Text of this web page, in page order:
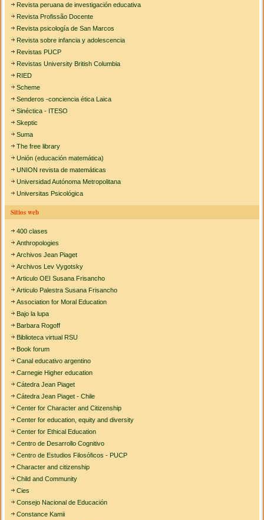
Revista peruana de investigación educativa
Revista Profissão Docente
Revista psicología de San Marcos
Revista sobre infancia y adolescencia
Revistas PUCP
Revistas University British Columbia
RIED
Scheme
Senderos -conciencia ética Laica
Sinéctica - ITESO
Skeptic
Suma
The free library
Unión (educación matemática)
UNION revista de matemáticas
Universidad Autónoma Metropolitana
Universitas Psicológica
Sitios web
400 clases
Anthropologies
Archivos Jean Piaget
Archivos Lev Vygotsky
Articulo OEI Susana Frisancho
Articulo Palestra Susana Frisancho
Association for Moral Education
Bajo la lupa
Barbara Rogoff
Biblioteca virtual RSU
Book forum
Canal educativo argentino
Carnegie Higher education
Cátedra Jean Piaget
Cátedra Jean Piaget - Chile
Center for Character and Citizenship
Center for education, equity and diversity
Center for Ethical Education
Centro de Desarrollo Cognitivo
Centro de Estudios Filosóficos - PUCP
Character and citizenship
Child and Community
Cies
Consejo Nacional de Educación
Constance Kamii